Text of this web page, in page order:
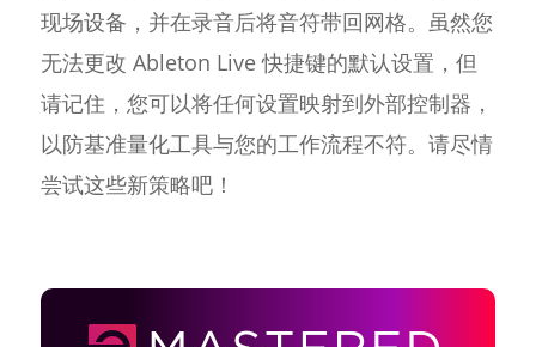
现场设备，并在录音后将音符带回网格。虽然您
无法更改 Ableton Live 快捷键的默认设置，但
请记住，您可以将任何设置映射到外部控制器，
以防基准量化工具与您的工作流程不符。请尽情
尝试这些新策略吧！